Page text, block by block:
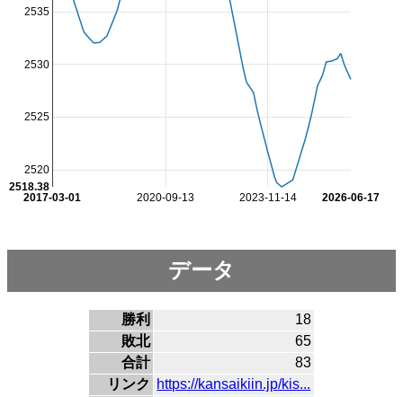
2020-09-13 2023-11-14
2017-03-01 2026-06-17
2520
2525
2530
2535
2518.38
データ
勝利
18
敗北
65
合計
83
リンク
https://kansaikiin.jp/kis...